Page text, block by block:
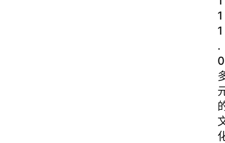
1
1
.
0